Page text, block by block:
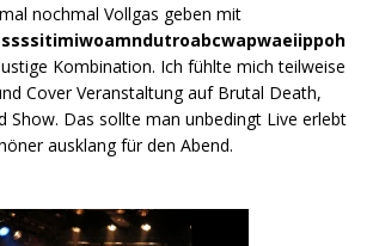
nochmal Vollgas geben mit
Kombination. Ich fühlte mich teilweise
Cover Veranstaltung auf Brutal Death,
Show. Das sollte man unbedingt Live erlebt
ausklang für den Abend.